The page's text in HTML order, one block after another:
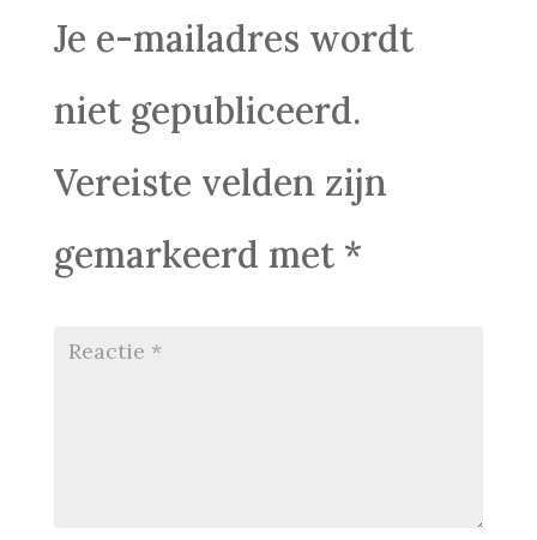
Je e-mailadres wordt
niet gepubliceerd.
Vereiste velden zijn
gemarkeerd met *